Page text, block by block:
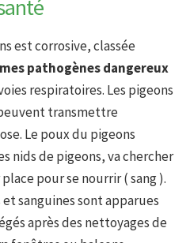
est corrosive, classée
pathogènes dangereux
respiratoires. Les pigeons
transmettre
Le poux du pigeons
nids de pigeons, va chercher
pour se nourrir ( sang ).
sanguines sont apparues
après des nettoyages de